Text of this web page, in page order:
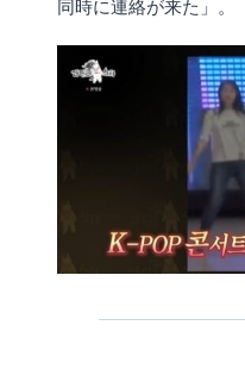
同時に連絡が来た」。